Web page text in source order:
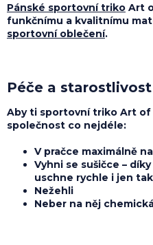
Pánské sportovní triko Art
funkčnímu a kvalitnímu
sportovní oblečení.
Péče a starostlivost
Aby ti sportovní triko Art of
společnost co nejdéle:
V pračce maximálně
Vyhni se sušičce –
uschne rychle i jen tak
Nežehli
Neber na něj